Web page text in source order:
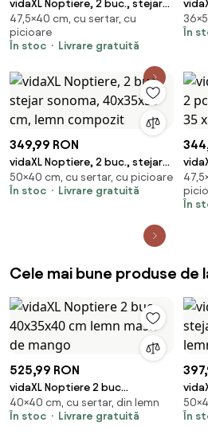
vidaXL Noptiere, 2 buc., stejar
sonoma, 40x35x47,5 cm, lemn
compozit
47,5×40 cm, cu sertar, cu
picioare
În stoc
Livrare gratuită
pcs
30
În
349,99 RON
vidaXL Noptiere, 2 buc., stejar
sonoma, 40x35x50 cm, lemn
compozit
50×40 cm, cu sertar, cu picioare
În stoc
Livrare gratuită
cm
În
Cele mai bune produse de
525,99 RON
vidaXL Noptiere 2 buc
40x35x40 cm lemn masiv de
mango
40×40 cm, cu sertar, din lemn
În stoc
Livrare gratuită
În